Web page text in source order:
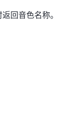
回音色名称。